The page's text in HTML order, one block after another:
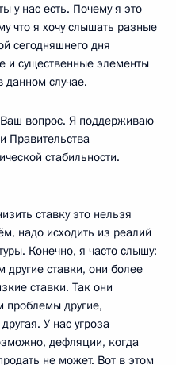
у нас есть. Почему я это
что я хочу слышать разные
сегодняшнего дня
и существенные элементы
случае.
вопрос. Я поддерживаю
Правительства
стабильности.
ставку это нельзя
надо исходить из реалий
Конечно, я часто слышу:
другие ставки, они более
ставки. Так они
проблемы другие,
У нас угроза
дефляции, когда
не может. Вот в этом